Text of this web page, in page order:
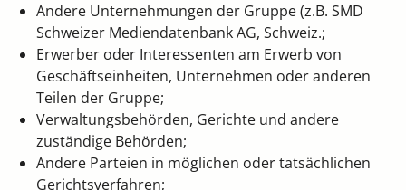
Andere Unternehmungen der Gruppe (z.B. SMD
Schweizer Mediendatenbank AG, Schweiz.;
Erwerber oder Interessenten am Erwerb von
Geschäftseinheiten, Unternehmen oder anderen
Teilen der Gruppe;
Verwaltungsbehörden, Gerichte und andere
zuständige Behörden;
Andere Parteien in möglichen oder tatsächlichen
Gerichtsverfahren;